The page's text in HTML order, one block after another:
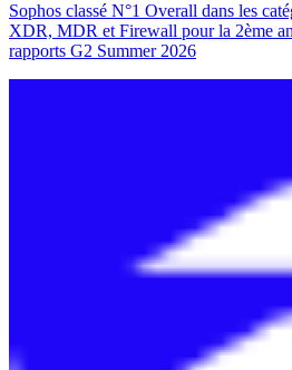
Sophos classé N°1 Overall dans les
XDR, MDR et Firewall pour la 2ème
rapports G2 Summer 2026